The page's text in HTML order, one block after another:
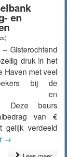
en
– Gisterochtend
druk in het
Haven met veel
bij de
en
Deze beurs
van €
gelijk verdeeld
→